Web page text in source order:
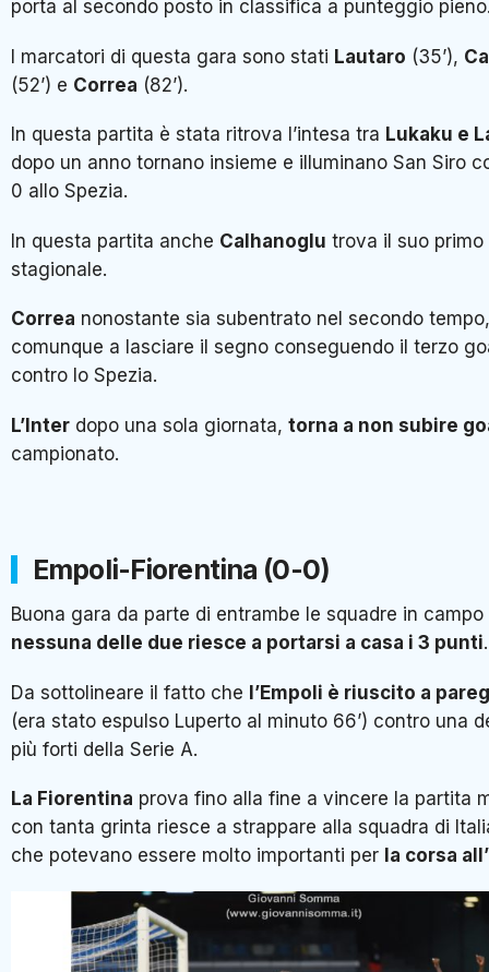
porta al secondo posto in classifica a punteggio
I marcatori di questa gara sono stati Lautaro (35’),
(52’) e Correa (82’).
In questa partita è stata ritrova l’intesa tra Lukaku e
dopo un anno tornano insieme e illuminano San Siro
0 allo Spezia.
In questa partita anche Calhanoglu trova il suo primo
stagionale.
Correa nonostante sia subentrato nel secondo
comunque a lasciare il segno conseguendo il terzo
contro lo Spezia.
L’Inter dopo una sola giornata, torna a non subire
campionato.
Empoli-Fiorentina (0-0)
Buona gara da parte di entrambe le squadre in
nessuna delle due riesce a portarsi a casa i 3 punti.
Da sottolineare il fatto che l’Empoli è riuscito a
(era stato espulso Luperto al minuto 66’) contro una
più forti della Serie A.
La Fiorentina prova fino alla fine a vincere la partita
con tanta grinta riesce a strappare alla squadra di
che potevano essere molto importanti per la corsa